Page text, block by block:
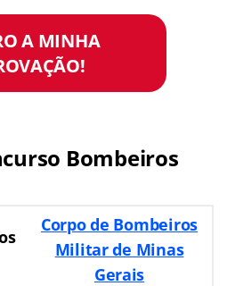
A MINHA
Bombeiros
Corpo de Bombeiros
Militar de Minas
Gerais